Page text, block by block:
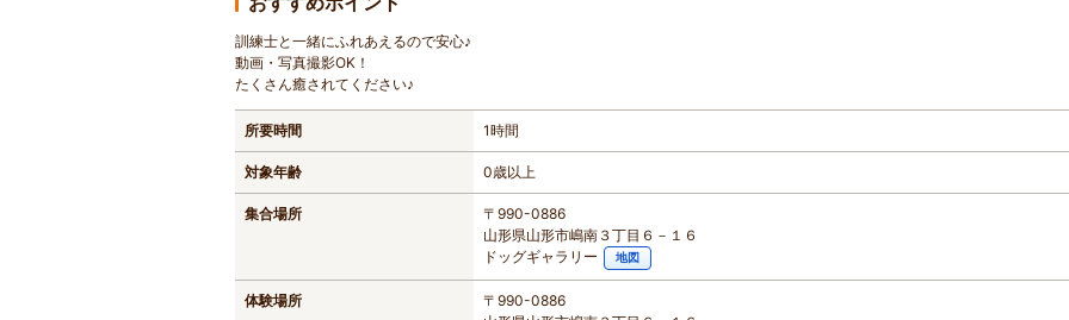
訓練士と一緒にふれあえるので安心♪
動画・写真撮影OK！
たくさん癒されてください♪
所要時間 1時間
対象年齢 0歳以上
集合場所
〒990-0886
山形県山形市嶋南３丁目６－１６
ドッグギャラリー
地図
体験場所
〒990-0886